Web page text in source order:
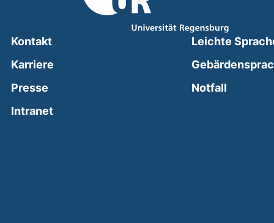
Kontakt
Karriere
Presse
Intranet(external link, opens in a new window)
Leichte
Notfall